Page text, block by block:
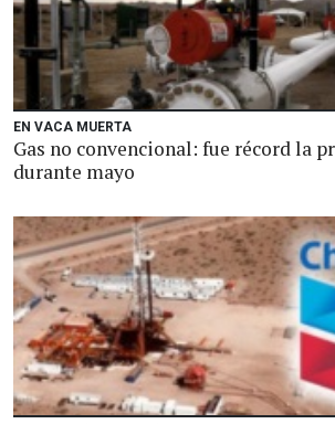
EN VACA MUERTA
Gas no convencional: fue récord la
durante mayo